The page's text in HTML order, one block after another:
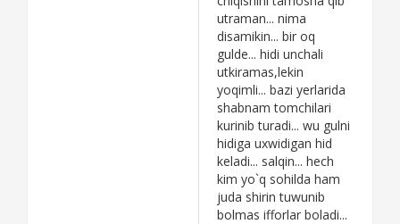
utraman... nima
disamikin... bir oq
gulde... hidi unchali
utkiramas,lekin
yoqimli... bazi yerlarida
shabnam tomchilari
kurinib turadi... wu gulni
hidiga uxwidigan hid
keladi... salqin... hech
kim yo`q sohilda ham
juda shirin tuwunib
bolmas ifforlar boladi...